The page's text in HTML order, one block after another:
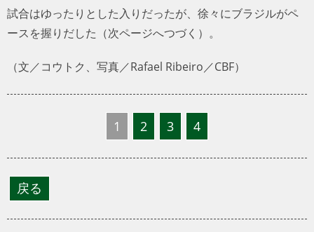
試合はゆったりとした入りだったが、徐々にブラジルがペ
ースを握りだした（次ページへつづく）。
（文／コウトク、写真／Rafael Ribeiro／CBF）
1 2 3 4